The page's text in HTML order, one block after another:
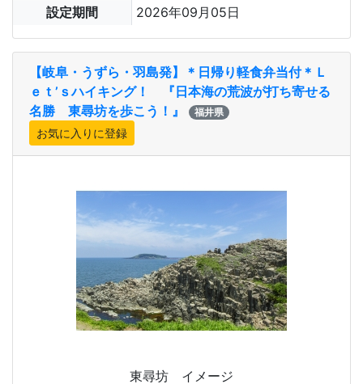
設定期間
2026年09月05日
【岐阜・うずら・羽島発】＊日帰り軽食弁当付＊Ｌ
ｅｔ’ｓハイキング！ 『日本海の荒波が打ち寄せる
名勝 東尋坊を歩こう！』
福井県
東尋坊 イメージ